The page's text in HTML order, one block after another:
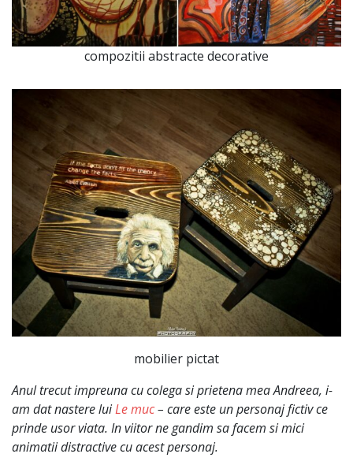
compozitii abstracte decorative
mobilier pictat
Anul trecut impreuna cu colega si prietena mea Andreea, i-
am dat nastere luiLe muc– care este un personaj fictiv ce
prinde usor viata. In viitor ne gandim sa facem si mici
animatii distractive cu acest personaj.